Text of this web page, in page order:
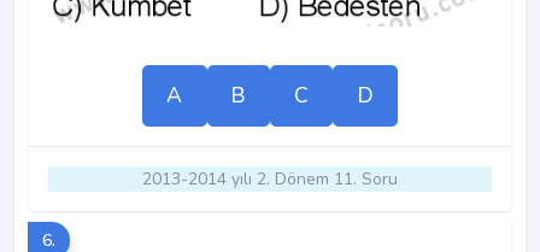
A B C D
2013-2014 yılı 2. Dönem 11. Soru
6.